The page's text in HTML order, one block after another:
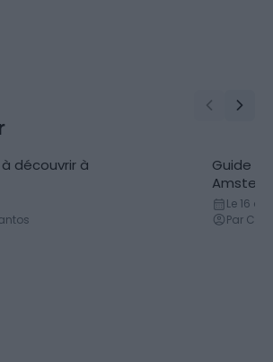
découvrir à
Guide
Le 16
Par